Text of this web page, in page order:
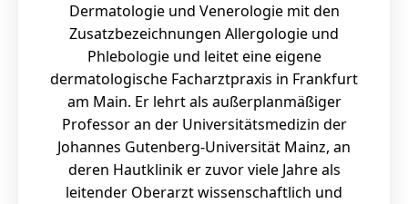
Dermatologie und Venerologie mit den
Zusatzbezeichnungen Allergologie und
Phlebologie und leitet eine eigene
dermatologische Facharztpraxis in Frankfurt
am Main. Er lehrt als außerplanmäßiger
Professor an der Universitätsmedizin der
Johannes Gutenberg-Universität Mainz, an
deren Hautklinik er zuvor viele Jahre als
leitender Oberarzt wissenschaftlich und